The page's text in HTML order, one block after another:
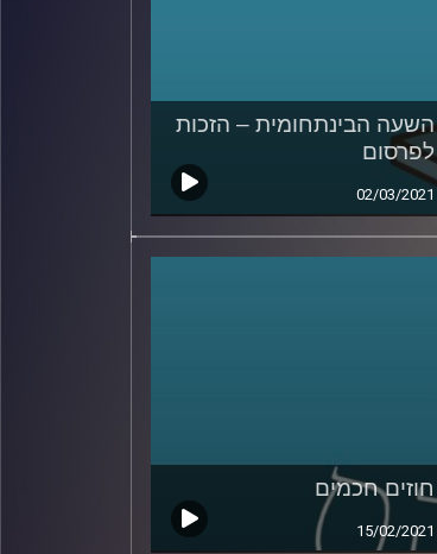
השעה הבינתחומית – הזכות
לפרסום
02/03/2021
חוזים חכמים
15/02/2021